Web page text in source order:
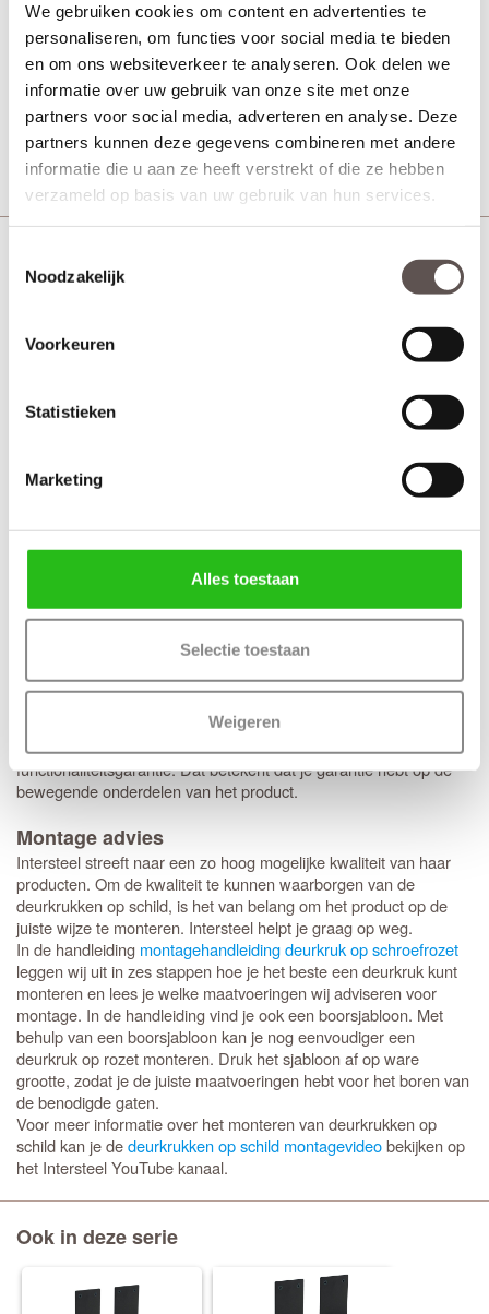
We gebruiken cookies om content en advertenties te
personaliseren, om functies voor social media te bieden
en om ons websiteverkeer te analyseren. Ook delen we
informatie over uw gebruik van onze site met onze
partners voor social media, adverteren en analyse. Deze
partners kunnen deze gegevens combineren met andere
informatie die u aan ze heeft verstrekt of die ze hebben
verzameld op basis van uw gebruik van hun services.
Noodzakelijk
Voorkeuren
Statistieken
Marketing
Alles toestaan
Selectie toestaan
Weigeren
Deurkruk Helena op
schild 230x44 mm
WC63/8 mm zwart
€ 51,15
Meer info
Deurbeslag is in een grote variëteit te verkrijgen en is door
gebruik aan slijtage onderhevig. Het is daarom goed om stil te
oppervlakte behandelingen. Hier lees je hoe je het product het
Gebruik en onderhoud tips!
Regelmatig onderhoud verlengt de levensduur van het product.
schuurmiddelen.
Verwijder het deurbeslag bij schuur- en
Neem beschermende maatregelen zoals het plaatsen van
Toe te zien op een juiste montage en correct gebruik van het
product.
Dit deurbeslag is voorzien van een mat zwarte coating. Voor het
onderhoud adviseren wij het product regelmatig af te nemen met
een zachte, eventueel vochtige doek. Afhankelijk van de situatie
aanbrengen van een dun laagje blanke was of zuurvrije vaseline
neemt dit effect grotendeels weg. Op dit product zit 10 jaar
functionaliteitsgarantie. Dat betekent dat je garantie hebt op de
bewegende onderdelen van het product.
Montage advies
Intersteel streeft naar een zo hoog mogelijke kwaliteit van haar
producten. Om de kwaliteit te kunnen waarborgen van de
deurkrukken op schild, is het van belang om het product op de
juiste wijze te monteren. Intersteel helpt je graag op weg.
In de handleiding montagehandleiding deurkruk op schroefrozet
leggen wij uit in zes stappen hoe je het beste een deurkruk kunt
monteren en lees je welke maatvoeringen wij adviseren voor
montage. In de handleiding vind je ook een boorsjabloon. Met
behulp van een boorsjabloon kan je nog eenvoudiger een
deurkruk op rozet monteren. Druk het sjabloon af op ware
grootte, zodat je de juiste maatvoeringen hebt voor het boren van
de benodigde gaten.
Voor meer informatie over het monteren van deurkrukken op
schild kan je dedeurkrukken op schild montagevideobekijken op
het Intersteel YouTube kanaal.
Ook in deze serie